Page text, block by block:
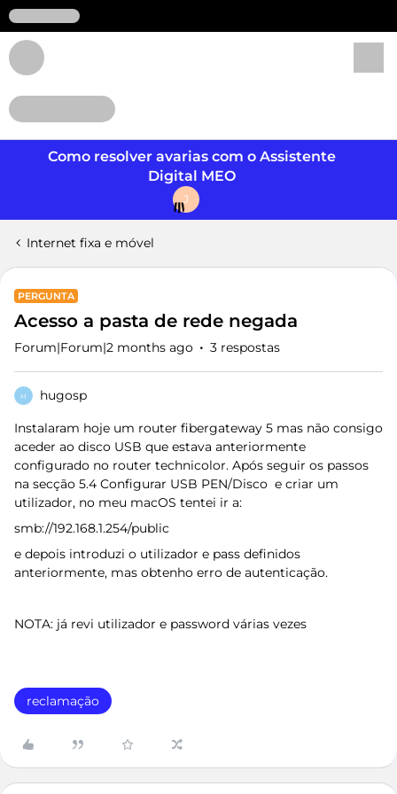
Como resolver avarias com o Assistente
Digital MEO
J
Internet fixa e móvel
PERGUNTA
Acesso a pasta de rede negada
Forum|Forum|2 months ago 3 respostas
H hugosp
Instalaram hoje um router fibergateway 5 mas não consigo
aceder ao disco USB que estava anteriormente
configurado no router technicolor. Após seguir os passos
na secção 5.4 Configurar USB PEN/Disco e criar um
utilizador, no meu macOS tentei ir a:
smb://192.168.1.254/public
e depois introduzi o utilizador e pass definidos
anteriormente, mas obtenho erro de autenticação.
NOTA: já revi utilizador e password várias vezes
reclamação